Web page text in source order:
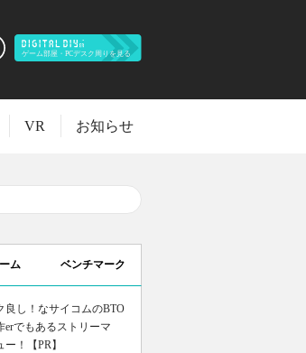
VR お知らせ
ム ベンチマーク
良し！なサイコムのBTO
でもあるストリーマ
！【PR】